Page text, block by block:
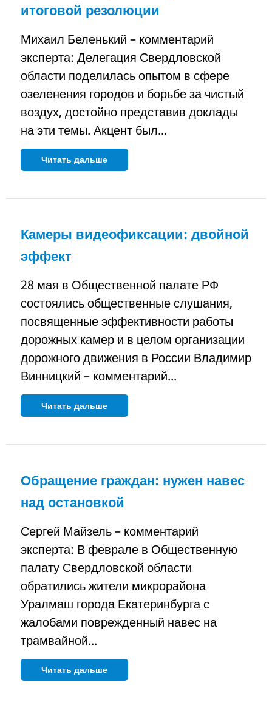
итоговой резолюции
Михаил Беленький – комментарий
эксперта: Делегация Свердловской
области поделилась опытом в сфере
озеленения городов и борьбе за чистый
воздух, достойно представив доклады
на эти темы. Акцент был...
Читать дальше
Камеры видеофиксации: двойной
эффект
28 мая в Общественной палате РФ
состоялись общественные слушания,
посвященные эффективности работы
дорожных камер и в целом организации
дорожного движения в России Владимир
Винницкий – комментарий...
Читать дальше
Обращение граждан: нужен навес
над остановкой
Сергей Майзель – комментарий
эксперта: В феврале в Общественную
палату Свердловской области
обратились жители микрорайона
Уралмаш города Екатеринбурга с
жалобами поврежденный навес на
трамвайной...
Читать дальше